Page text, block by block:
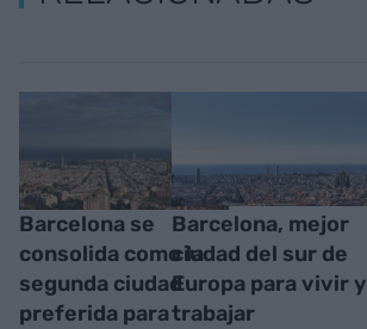
Barcelona se
consolida como la
segunda ciudad
preferida para
Barcelona, mejor
ciudad del sur de
Europa para vivir y
trabajar